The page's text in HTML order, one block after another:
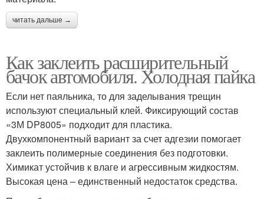
читать дальше →
Как заклеить расширительный
бачок автомобиля. Холодная пайка
Если нет паяльника, то для заделывания трещин
используют специальный клей. Фиксирующий состав
«3М DP8005» подходит для пластика.
Двухкомпонентный вариант за счет адгезии помогает
заклеить полимерные соединения без подготовки.
Химикат устойчив к влаге и агрессивным жидкостям.
Высокая цена – единственный недостаток средства.